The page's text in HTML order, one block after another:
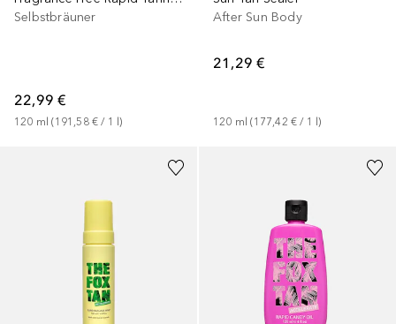
Selbstbräuner
22,99 €
120 ml (191,58 € / 1 l)
After Sun Body
21,29 €
120 ml (177,42 € / 1 l)